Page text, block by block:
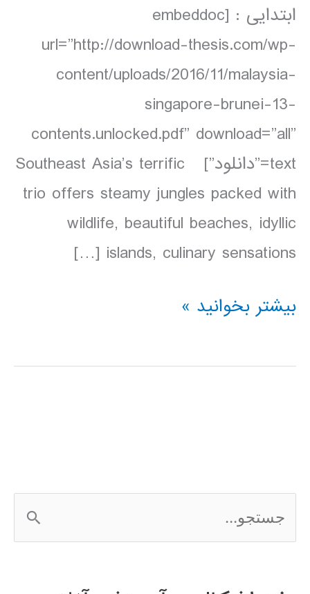
ابتدایی : [embeddoc
url=”http://download-thesis.com/wp-
content/uploads/2016/11/malaysia-
singapore-brunei-13-
contents.unlocked.pdf” download=”all”
text=”دانلود”] Southeast Asia’s terrific
trio offers steamy jungles packed with
wildlife, beautiful beaches, idyllic
islands, culinary sensations […]
دانلود
Lonely
برونئی
2016
بیشتر بخوانید »
س